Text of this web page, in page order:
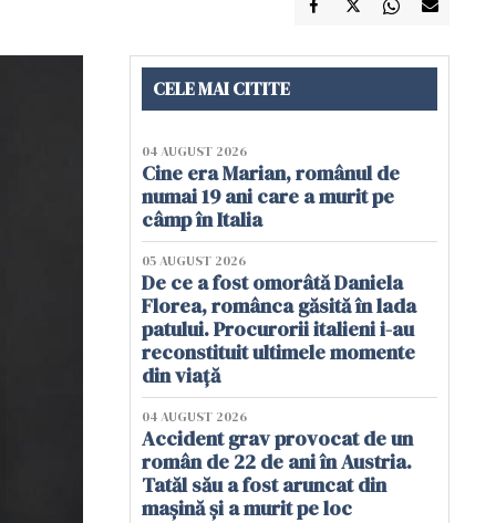
CELE MAI CITITE
04 AUGUST 2026
Cine era Marian, românul de
numai 19 ani care a murit pe
câmp în Italia
05 AUGUST 2026
De ce a fost omorâtă Daniela
Florea, românca găsită în lada
patului. Procurorii italieni i-au
reconstituit ultimele momente
din viață
04 AUGUST 2026
Accident grav provocat de un
român de 22 de ani în Austria.
Tatăl său a fost aruncat din
mașină și a murit pe loc